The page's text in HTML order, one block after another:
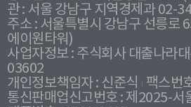
관 : 서울 강남구 지역경제과 02-
주소 : 서울특별시 강남구 선릉로
에이원타워)
사업자정보 : 주식회사 대출나라
03602
개인정보책임자 : 신준식
팩스번
통신판매업신고번호 : 제2025-